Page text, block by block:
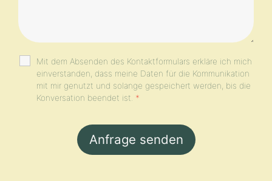
Mit dem Absenden des Kontaktformulars erkläre ich mich
einverstanden, dass meine Daten für die Kommunikation
mit mir genutzt und solange gespeichert werden, bis die
Konversation beendet ist. *